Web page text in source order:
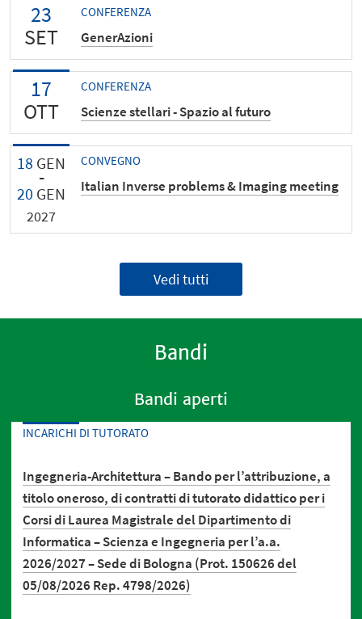
23
SET
CONFERENZA
GenerAzioni
17
OTT
CONFERENZA
Scienze stellari - Spazio al futuro
18 GEN
20 GEN
2027
CONVEGNO
Italian Inverse problems & Imaging meeting
Vedi tutti
Bandi
Bandi aperti
INCARICHI DI TUTORATO
Ingegneria-Architettura – Bando per l’attribuzione, a
titolo oneroso, di contratti di tutorato didattico per i
Corsi di Laurea Magistrale del Dipartimento di
Informatica – Scienza e Ingegneria per l’a.a.
2026/2027 – Sede di Bologna (Prot. 150626 del
05/08/2026 Rep. 4798/2026)